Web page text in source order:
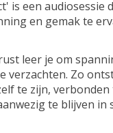
is een audiosessie
en gemak te
leer je om
verzachten. Zo
te zijn, verbonden
te blijven in